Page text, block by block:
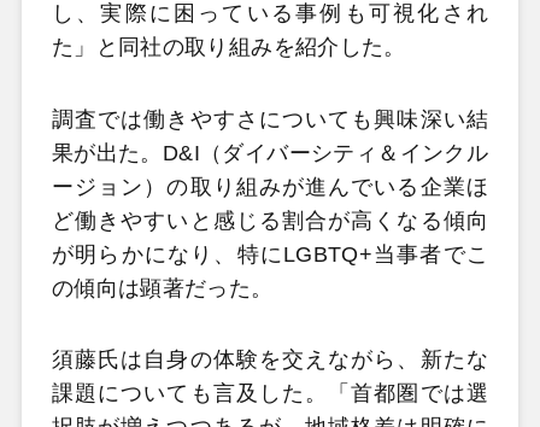
し、実際に困っている事例も可視化され
た」と同社の取り組みを紹介した。
調査では働きやすさについても興味深い結
果が出た。D&I（ダイバーシティ＆インクル
ージョン）の取り組みが進んでいる企業ほ
ど働きやすいと感じる割合が高くなる傾向
が明らかになり、特にLGBTQ+当事者でこ
の傾向は顕著だった。
須藤氏は自身の体験を交えながら、新たな
課題についても言及した。「首都圏では選